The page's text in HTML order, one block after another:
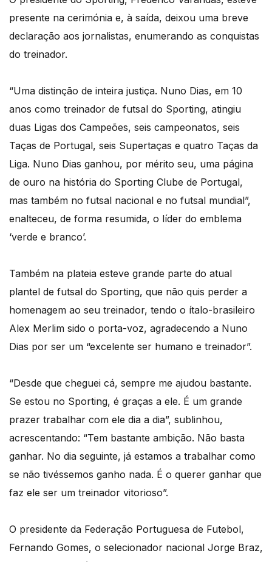
presente na cerimónia e, à saída, deixou uma breve
declaração aos jornalistas, enumerando as conquistas
do treinador.
“Uma distinção de inteira justiça. Nuno Dias, em 10
anos como treinador de futsal do Sporting, atingiu
duas Ligas dos Campeões, seis campeonatos, seis
Taças de Portugal, seis Supertaças e quatro Taças da
Liga. Nuno Dias ganhou, por mérito seu, uma página
de ouro na história do Sporting Clube de Portugal,
mas também no futsal nacional e no futsal mundial”,
enalteceu, de forma resumida, o líder do emblema
‘verde e branco’.
Também na plateia esteve grande parte do atual
plantel de futsal do Sporting, que não quis perder a
homenagem ao seu treinador, tendo o ítalo-brasileiro
Alex Merlim sido o porta-voz, agradecendo a Nuno
Dias por ser um “excelente ser humano e treinador”.
“Desde que cheguei cá, sempre me ajudou bastante.
Se estou no Sporting, é graças a ele. É um grande
prazer trabalhar com ele dia a dia”, sublinhou,
acrescentando: “Tem bastante ambição. Não basta
ganhar. No dia seguinte, já estamos a trabalhar como
se não tivéssemos ganho nada. É o querer ganhar que
faz ele ser um treinador vitorioso”.
O presidente da Federação Portuguesa de Futebol,
Fernando Gomes, o selecionador nacional Jorge Braz,